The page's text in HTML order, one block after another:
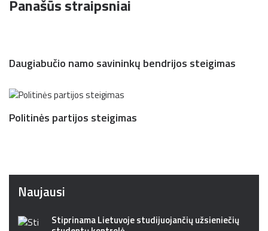
Panašūs straipsniai
Daugiabučio namo savininkų bendrijos steigimas
Politinės partijos steigimas
Naujausi
Stiprinama Lietuvoje studijuojančių užsieniečių